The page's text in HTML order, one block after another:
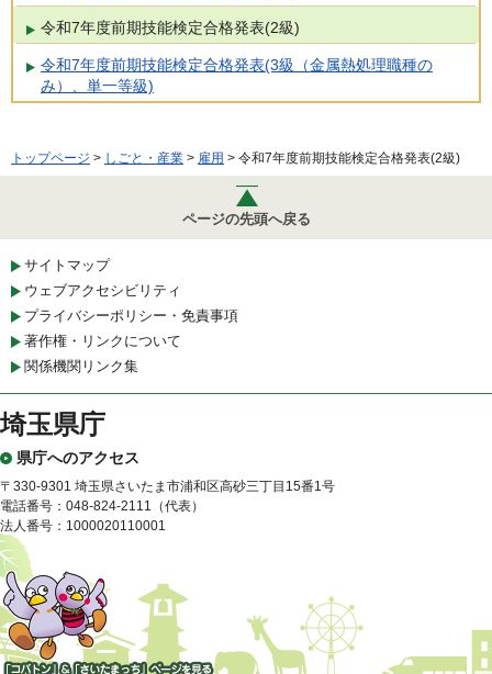
令和7年度前期技能検定合格発表(2級)
令和7年度前期技能検定合格発表(3級（金属熱処理職種の
み）、単一等級)
トップページ > しごと・産業 > 雇用 > 令和7年度前期技能検定合格発表(2級)
ページの先頭へ戻る
サイトマップ
ウェブアクセシビリティ
プライバシーポリシー・免責事項
著作権・リンクについて
関係機関リンク集
埼玉県庁
県庁へのアクセス
〒330-9301 埼玉県さいたま市浦和区高砂三丁目15番1号
電話番号：048-824-2111（代表）
法人番号：1000020110001